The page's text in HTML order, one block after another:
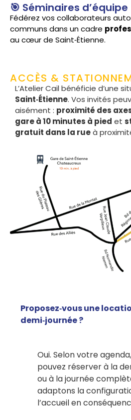
🎯 Séminaires d’équipe
Fédérez vos collaborateurs
communs dans un cadre
au cœur de Saint‑Étienne.
ACCÈS &
L’Atelier Cail bénéficie d’une
Saint‑Étienne. Vos invités
aisément : proximité des
gare à 10 minutes à pied et
gratuit dans la rueà
Proposez‑vous une
demi‑journée ?
Oui. Selon votre
pouvez réserver à la
ou à la journée
adaptons la
l’accueil en